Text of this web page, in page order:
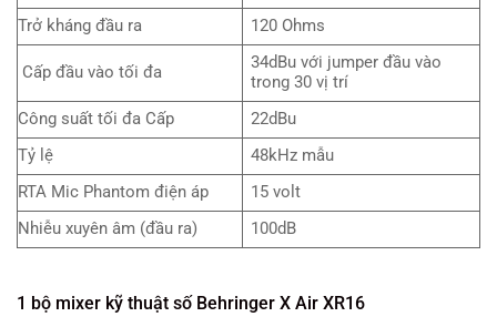
Trở kháng đầu ra
120 Ohms
Cấp đầu vào tối đa
34dBu với jumper đầu vào
trong 30 vị trí
Công suất tối đa Cấp
22dBu
Tỷ lệ
48kHz mẫu
RTA Mic Phantom điện áp
15 volt
Nhiễu xuyên âm (đầu ra)
100dB
1 bộ mixer kỹ thuật số Behringer X Air XR16